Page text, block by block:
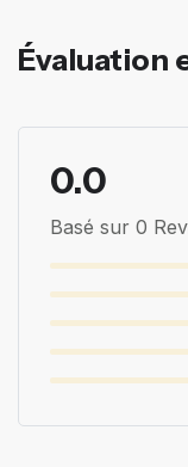
Évaluation
0.0
Basé sur 0